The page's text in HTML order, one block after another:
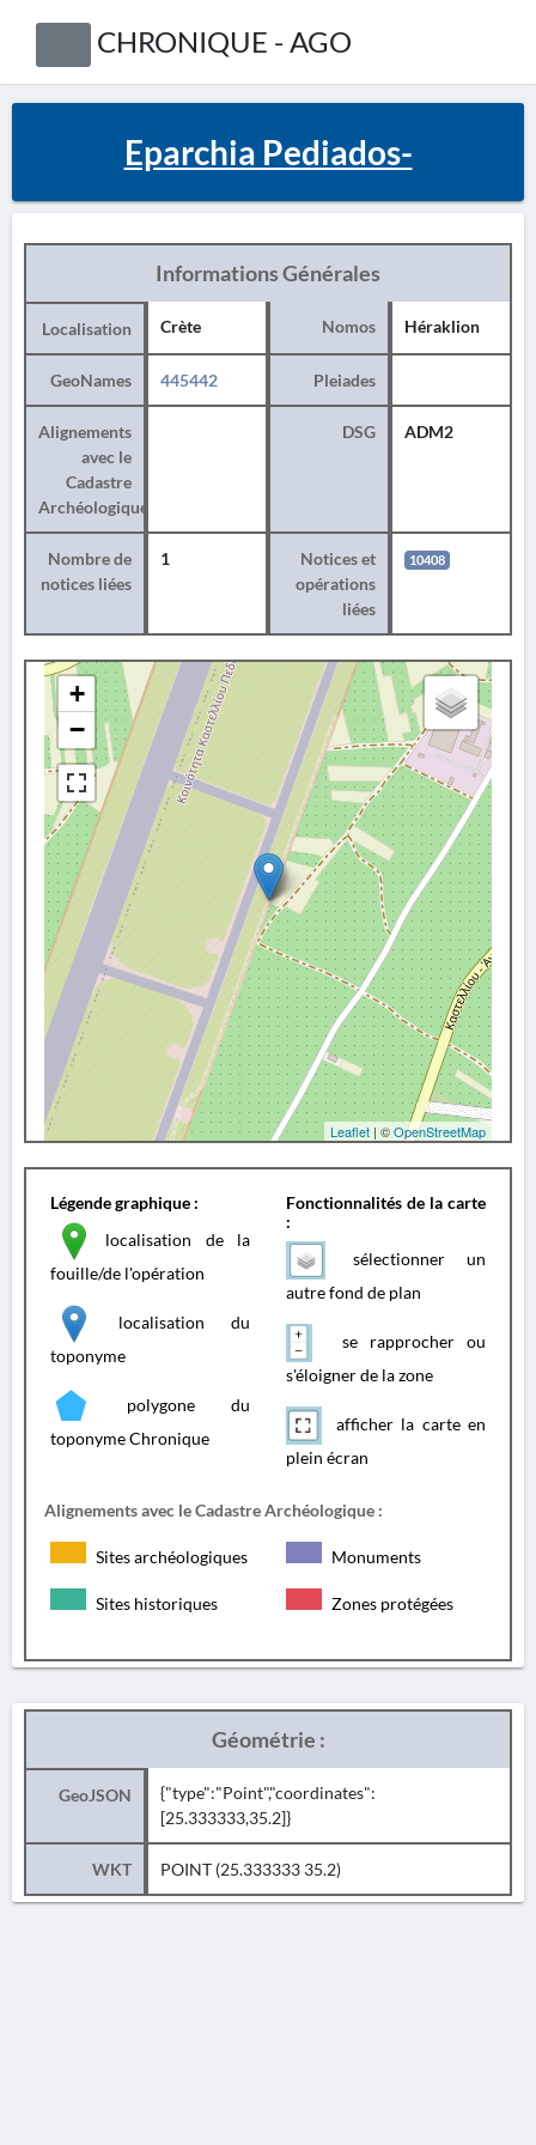
CHRONIQUE - AGO
Eparchia Pediados-
Informations Générales
Localisation Crète Nomos Héraklion
GeoNames 445442 Pleiades
Alignements
avec le
Cadastre
Archéologique
DSG ADM2
Nombre de
notices liées
1
Notices et
opérations
liées
10408
+
−
Leaflet | ©OpenStreetMap
Légende graphique :
localisation de la
fouille/de l'opération
localisation du
toponyme
polygone du
toponyme Chronique
Fonctionnalités de la carte
:
sélectionner un
autre fond de plan
se rapprocher ou
s'éloigner de la zone
afficher la carte en
plein écran
Alignements avec le Cadastre Archéologique :
Sites archéologiques Monuments
Sites historiques Zones protégées
Géométrie :
GeoJSON
{"type":"Point","coordinates":
[25.333333,35.2]}
WKT POINT (25.333333 35.2)